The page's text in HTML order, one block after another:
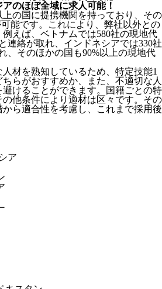
のほぼ全域に求人可能！
上の国に提携機関を持っており、その
能です。これにより、弊社以外との
えば、ベトナムでは580社の現地代
連絡が取れ、インドネシアでは330社
、そのほかの国も90%以上の現地代
材を熟知しているため、特定技能1
らがおすすめか、また、不適切な人
けることができます。国籍ごとの特
他条件により適材は区々です。その
ら適合性を考慮し、これまで採用後
ア